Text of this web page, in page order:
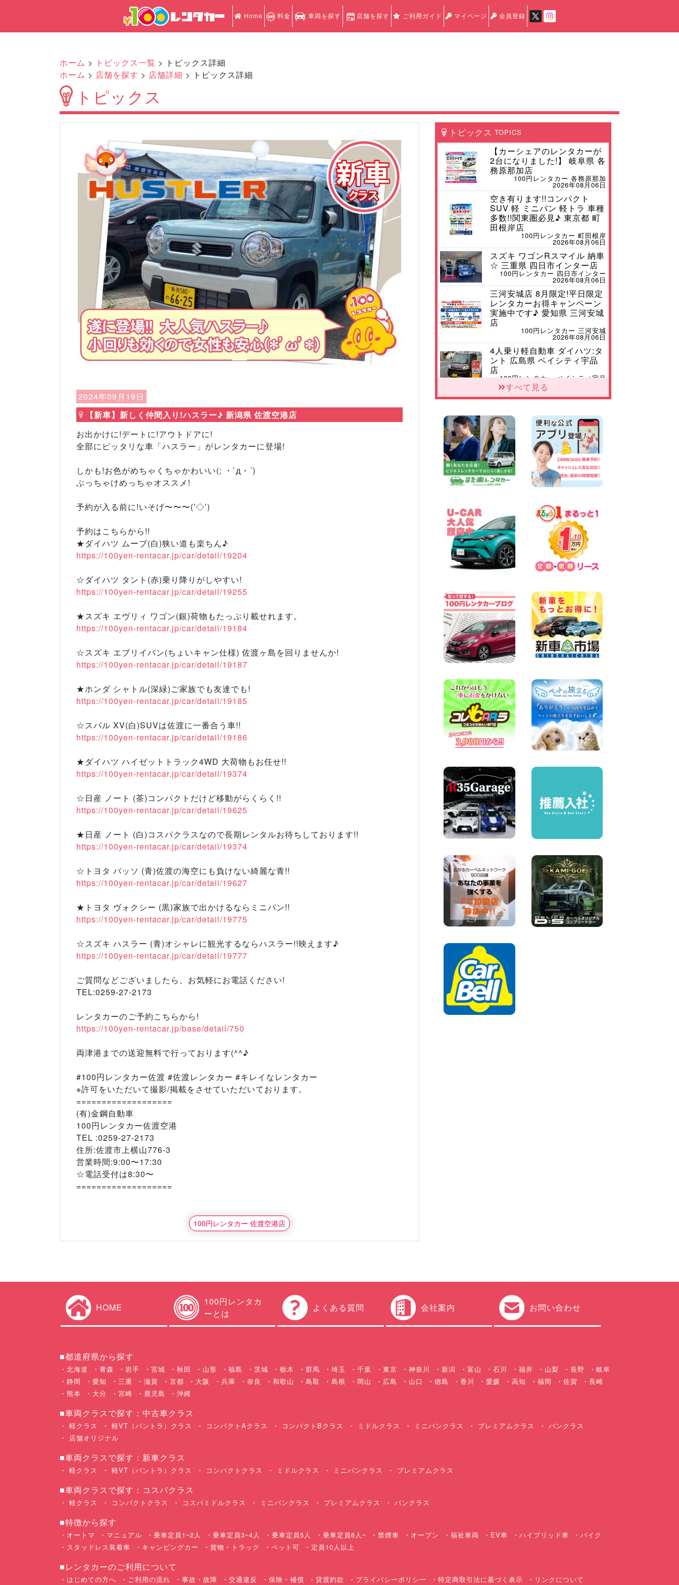
Home 料金 車両を探す 店舗を探す ご利用ガイド マイページ 会員登録
ホーム > トピックス一覧 > トピックス詳細
ホーム > 店舗を探す > 店舗詳細 > トピックス詳細
トピックス
Previous Next
2024年09月19日
【新車】新しく仲間入り!ハスラー♪ 新潟県 佐渡空港店
お出かけに!デートに!アウトドアに!
全部にピッタリな車「ハスラー」がレンタカーに登場!
しかも!お色がめちゃくちゃかわいい(; ・`д・´)
ぶっちゃけめっちゃオススメ!
予約が入る前に!いそげ〜〜〜(’◇’)ゞ
予約はこちらから!!
★ダイハツ ムーブ(白)狭い道も楽ちん♪
https://100yen-rentacar.jp/car/detail/19204
☆ダイハツ タント(赤)乗り降りがしやすい!
https://100yen-rentacar.jp/car/detail/19255
★スズキ エヴリィ ワゴン(銀)荷物もたっぷり載せれます。
https://100yen-rentacar.jp/car/detail/19184
☆スズキ エブリイバン(ちょいキャン仕様) 佐渡ヶ島を回りませんか!
https://100yen-rentacar.jp/car/detail/19187
★ホンダ シャトル(深緑)ご家族でも友達でも!
https://100yen-rentacar.jp/car/detail/19185
☆スバル XV(白)SUVは佐渡に一番合う車!!
https://100yen-rentacar.jp/car/detail/19186
★ダイハツ ハイゼットトラック4WD 大荷物もお任せ!!
https://100yen-rentacar.jp/car/detail/19374
☆日産 ノート (茶)コンパクトだけど移動がらくらく!!
https://100yen-rentacar.jp/car/detail/19625
★日産 ノート (白)コスパクラスなので長期レンタルお待ちしております!!
https://100yen-rentacar.jp/car/detail/19374
☆トヨタ パッソ (青)佐渡の海空にも負けない綺麗な青!!
https://100yen-rentacar.jp/car/detail/19627
★トヨタ ヴォクシー (黒)家族で出かけるならミニバン!!
https://100yen-rentacar.jp/car/detail/19775
☆スズキ ハスラー (青)オシャレに観光するならハスラー!!映えます♪
https://100yen-rentacar.jp/car/detail/19777
ご質問などございましたら、お気軽にお電話ください!
TEL:0259-27-2173
レンタカーのご予約こちらから!
https://100yen-rentacar.jp/base/detail/750
両津港までの送迎無料で行っております(^^♪
#100円レンタカー佐渡 #佐渡レンタカー #キレイなレンタカー
※許可をいただいて撮影/掲載をさせていただいております。
===================
(有)金鋼自動車
100円レンタカー佐渡空港
TEL :0259-27-2173
住所:佐渡市上横山776-3
営業時間:9:00〜17:30
☆電話受付は8:30〜
===================
100円レンタカー 佐渡空港店
トピックス TOPICS
【カーシェアのレンタカーが
2台になりました!】 岐阜県 各
務原那加店
100円レンタカー 各務原那加
2026年08月06日
空き有ります!!コンパクト
SUV 軽 ミニバン 軽トラ 車種
多数!!関東圏必見♪ 東京都 町
田根岸店
100円レンタカー 町田根岸
2026年08月06日
スズキ ワゴンRスマイル 納車
☆ 三重県 四日市インター店
100円レンタカー 四日市インター
2026年08月06日
三河安城店 8月限定!平日限定
レンタカーお得キャンペーン
実施中です♪ 愛知県 三河安城
店
100円レンタカー 三河安城
2026年08月06日
4人乗り軽自動車 ダイハツ:タ
ント 広島県 ベイシティ宇品
店
100円レンタカー ベイシティ宇品
体調崩してませんか?? 兵庫県
100円レンタカー 加古川
2026年08月06日
【佐渡の夏はレンタカーで自
由に!】 新潟県 両津店
100円レンタカー 両津
2026年08月06日
佐渡空港店はお盆も休まず営
業中! 新潟県 佐渡空港店
今週末空きあります☆ 大阪府
寝屋川太間東町店
100円レンタカー 寝屋川太間東町
2026年08月06日
☆ お盆特別乗り放題プラン
☆ 埼玉県 杉戸店
100円レンタカー 杉戸
2026年08月06日
ェア 墨田文花店 東京都 墨田
文花店
100円レンタカー 墨田文花
2026年08月06日
当社在庫車紹介【軽トラ】ハ
イゼットトラック 神奈川県
横浜旭南本宿町店
100円レンタカー 横浜旭南本宿町
横浜弥生台店限定!!夏季特別
キャンペーンのお知らせ!! 神
奈川県 横浜弥生台店
100円レンタカー 横浜弥生台
2026年08月06日
ハイエースワゴンGL!!クルー
ズコントロールが付いてい
る〜!! 福島県 福島笹木野店
※※超格安日額5,800円※※荷物
運びに最適の軽バンのレンタ
カー!! 出雲ドーム前店 島根県
出雲ドーム前店
100円レンタカー 出雲ドーム前
人気のスペイドワゴン ライト
100円レンタカー 羽田空港
2026年08月04日
お引越しに便利で最適!(禁煙
車両) 香川県 坂出川津店
100円レンタカー 坂出川津
2026年08月04日
ちょっとそこまで。もっと気
軽に 埼玉県 西武秩父駅前店
圧倒的な存在感!【トヨタ・メ
ガクルーザー】を体感できる
チャンスです! 千葉県 千葉北
店
★五所川原の夏を100円レン
すべて見る
HOME
100円レンタカ
ーとは
よくある質問 会社案内 お問い合わせ
■都道府県から探す
北海道 青森 岩手 宮城 秋田 山形 福島 茨城 栃木 群馬 埼玉 千葉 東京 神奈川 新潟 富山 石川 福井 山梨 長野
岐阜
静岡
愛知 三重 滋賀 京都 大阪 兵庫 奈良 和歌山 鳥取 島根 岡山 広島 山口 徳島 香川 愛媛 高知 福岡 佐賀
長崎
熊本
大分 宮崎 鹿児島 沖縄
■車両クラスで探す：中古車クラス
軽クラス 軽VT（バントラ）クラス コンパクトAクラス コンパクトBクラス ミドルクラス ミニバンクラス プレミアムクラス
バンクラス
店舗オリジナル
■車両クラスで探す：新車クラス
軽クラス 軽VT（バントラ）クラス コンパクトクラス ミドルクラス ミニバンクラス プレミアムクラス
■車両クラスで探す：コスパクラス
軽クラス コンパクトクラス コスパミドルクラス ミニバンクラス プレミアムクラス バンクラス
■特徴から探す
オートマ マニュアル 乗車定員1~2人 乗車定員3~4人 乗車定員5人 乗車定員6人~ 禁煙車 オープン 福祉車両 EV車 ハイブリッド車
バイク
スタッドレス装着車
キャンピングカー 貨物・トラック ペット可 定員10人以上
■レンタカーのご利用について
はじめての方へ ご利用の流れ 事故・故障 交通違反 保険・補償 貸渡約款 プライバシーポリシー 特定商取引法に基づく表示 リンクについて